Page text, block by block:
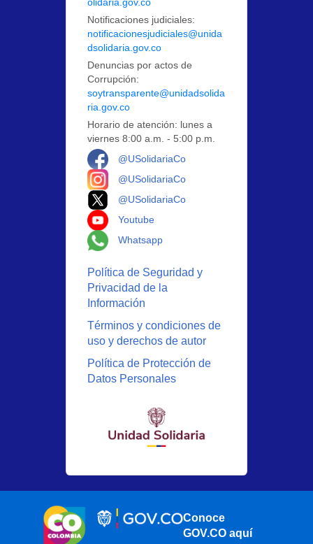
Notificaciones judiciales:
notificacionesjudiciales@unida
dsolidaria.gov.co
Denuncias por actos de
Corrupción:
soytransparente@unidadsolida
ria.gov.co
Horario de atención: lunes a
viernes 8:00 a.m. - 5:00 p.m.
@USolidariaCo
@USolidariaCo
@USolidariaCo
Youtube
Whatsapp
Política de Seguridad y
Privacidad de la
Información
Términos y condiciones de
uso y derechos de autor
Política de Protección de
Datos Personales
Conoce
GOV.CO aquí